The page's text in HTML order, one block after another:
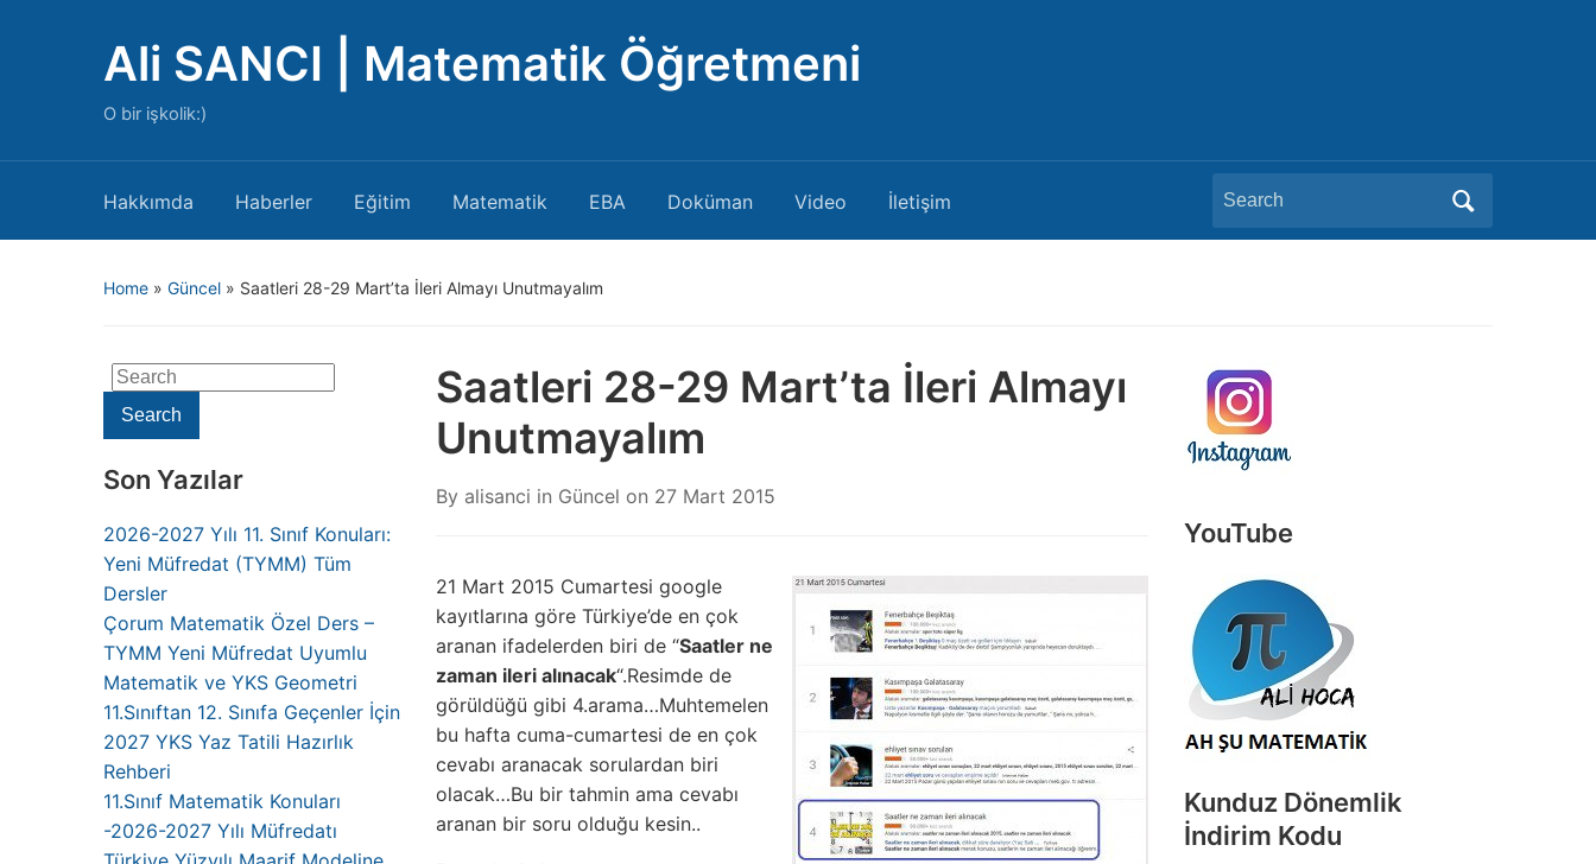
Ali SANCI | Matematik Öğretmeni
O bir işkolik:)
Hakkımda Haberler Eğitim Matematik EBA Doküman Video İletişim
Search
for:
Home » Güncel » Saatleri 28-29 Mart’ta İleri Almayı Unutmayalım
Search
for:Search
Son Yazılar
2026-2027 Yılı 11. Sınıf Konuları:
Yeni Müfredat (TYMM) Tüm
Dersler
Çorum Matematik Özel Ders –
TYMM Yeni Müfredat Uyumlu
Matematik ve YKS Geometri
11.Sınıftan 12. Sınıfa Geçenler İçin
2027 YKS Yaz Tatili Hazırlık
Rehberi
11.Sınıf Matematik Konuları
-2026-2027 Yılı Müfredatı
Saatleri 28-29 Mart’ta İleri Almayı
Unutmayalım
By alisanci in Güncel on 27 Mart 2015
21 Mart 2015 Cumartesi google
kayıtlarına göre Türkiye’de en çok
aranan ifadelerden biri de “Saatler ne
zaman ileri alınacak“.Resimde de
görüldüğü gibi 4.arama…Muhtemelen
bu hafta cuma-cumartesi de en çok
cevabı aranacak sorulardan biri
olacak…Bu bir tahmin ama cevabı
aranan bir soru olduğu kesin..
YouTube
Kunduz Dönemlik
İndirim Kodu